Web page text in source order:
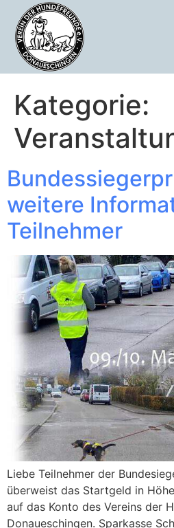
Kategorie:
weitere
Teilnehmer
Liebe Teilnehmer der
überweist das Startgeld in
auf das Konto des Vereins der
Donaueschingen. Sparkasse